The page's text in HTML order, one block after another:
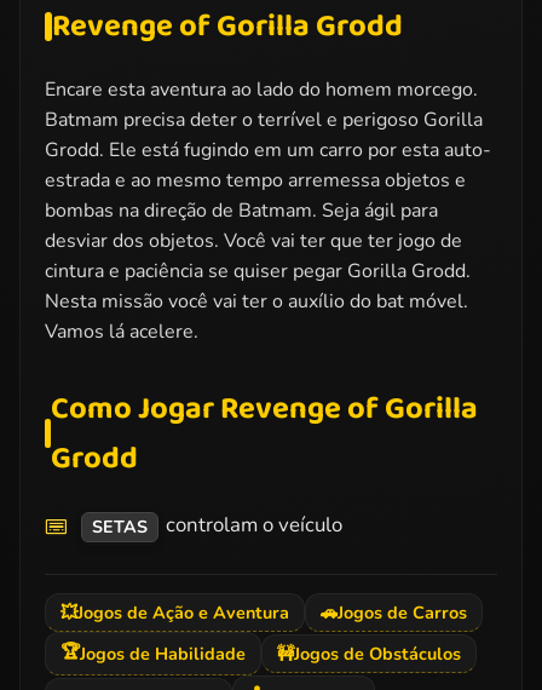
Revenge of Gorilla Grodd
Encare esta aventura ao lado do homem morcego.
Batmam precisa deter o terrível e perigoso Gorilla
Grodd. Ele está fugindo em um carro por esta auto-
estrada e ao mesmo tempo arremessa objetos e
bombas na direção de Batmam. Seja ágil para
desviar dos objetos. Você vai ter que ter jogo de
cintura e paciência se quiser pegar Gorilla Grodd.
Nesta missão você vai ter o auxílio do bat móvel.
Vamos lá acelere.
Como Jogar Revenge of Gorilla
Grodd
SETAS controlam o veículo
💥Jogos de Ação e Aventura 🚗Jogos de Carros
🏆Jogos de Habilidade 🚧Jogos de Obstáculos